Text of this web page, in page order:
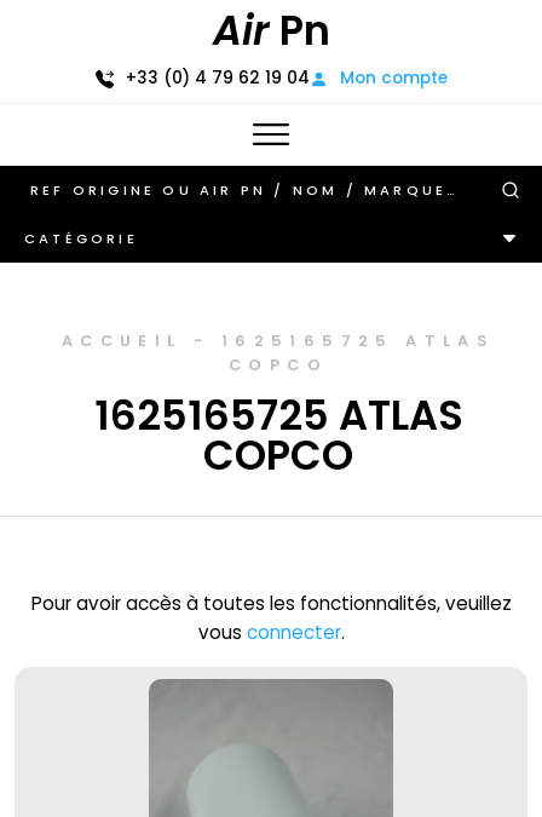
AirPn
+33 (0) 4 79 62 19 04 Mon compte
CATÉGORIE
ACCUEIL - 1625165725 ATLAS
COPCO
1625165725 ATLAS
COPCO
Pour avoir accès à toutes les fonctionnalités, veuillez
vous connecter.